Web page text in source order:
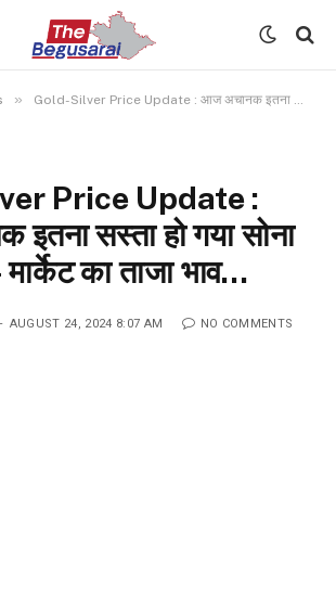
» Gold-Silver Price Update : आज अचानक इतना सस्ता हो गया सोना चांदी, जानें- मार्केट का ताजा भाव…
Price Update :
सस्ता हो गया सोना
का ताजा भाव…
AUGUST 24, 2024 8:07 AM NO COMMENTS